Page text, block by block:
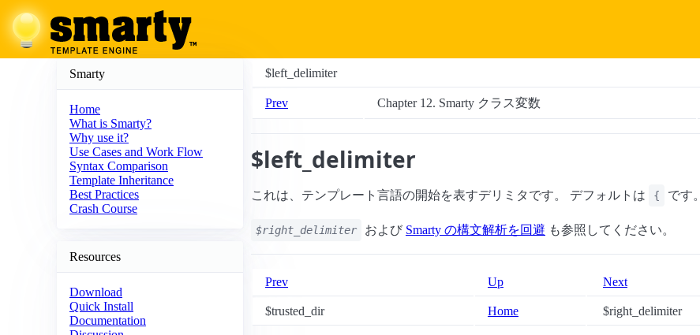
Smarty
Home
What is Smarty?
Why use it?
Use Cases and Work Flow
Syntax Comparison
Template Inheritance
Best Practices
Crash Course
Resources
Download
Quick Install
Documentation
$left_delimiter
Prev Chapter 12. Smarty クラス変数
$left_delimiter
これは、テンプレート言語の開始を表すデリミタです。 デフォルトは { です。
$right_delimiter および Smarty の構文解析を回避 も参照してください。
Prev Up Next
$trusted_dir Home $right_delimiter